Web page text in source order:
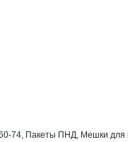
74, Пакеты ПНД, Мешки для